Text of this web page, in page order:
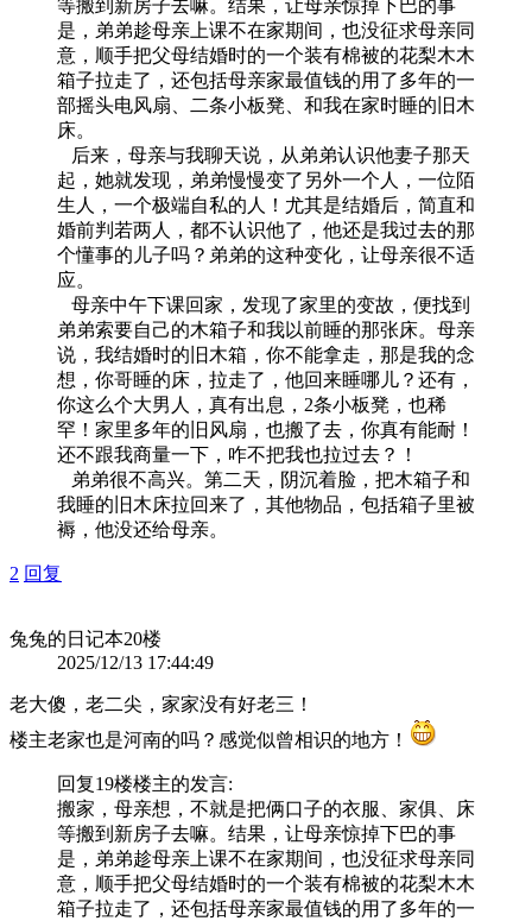
等搬到新房子去嘛。结果，让母亲惊掉下巴的事
是，弟弟趁母亲上课不在家期间，也没征求母亲同
意，顺手把父母结婚时的一个装有棉被的花梨木木
箱子拉走了，还包括母亲家最值钱的用了多年的一
部摇头电风扇、二条小板凳、和我在家时睡的旧木
床。
后来，母亲与我聊天说，从弟弟认识他妻子那天
起，她就发现，弟弟慢慢变了另外一个人，一位陌
生人，一个极端自私的人！尤其是结婚后，简直和
婚前判若两人，都不认识他了，他还是我过去的那
个懂事的儿子吗？弟弟的这种变化，让母亲很不适
应。
母亲中午下课回家，发现了家里的变故，便找到
弟弟索要自己的木箱子和我以前睡的那张床。母亲
说，我结婚时的旧木箱，你不能拿走，那是我的念
想，你哥睡的床，拉走了，他回来睡哪儿？还有，
你这么个大男人，真有出息，2条小板凳，也稀
罕！家里多年的旧风扇，也搬了去，你真有能耐！
还不跟我商量一下，咋不把我也拉过去？！
弟弟很不高兴。第二天，阴沉着脸，把木箱子和
我睡的旧木床拉回来了，其他物品，包括箱子里被
褥，他没还给母亲。
2 回复
兔兔的日记本20楼
2025/12/13 17:44:49
老大傻，老二尖，家家没有好老三！
楼主老家也是河南的吗？感觉似曾相识的地方！
回复19楼楼主的发言:
搬家，母亲想，不就是把俩口子的衣服、家俱、床
等搬到新房子去嘛。结果，让母亲惊掉下巴的事
是，弟弟趁母亲上课不在家期间，也没征求母亲同
意，顺手把父母结婚时的一个装有棉被的花梨木木
箱子拉走了，还包括母亲家最值钱的用了多年的一